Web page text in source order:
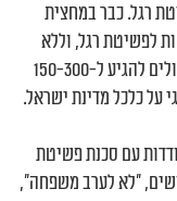
בקשות לפשיטת רגל. כבר במחצית
בבקשות לפשיטת רגל, וללא
התערבות מהירה ואפקטיבית של המדינה אנו עלולים להגיע ל-150-300
עם סכנת פשיטת
"לא לערב משפחה",